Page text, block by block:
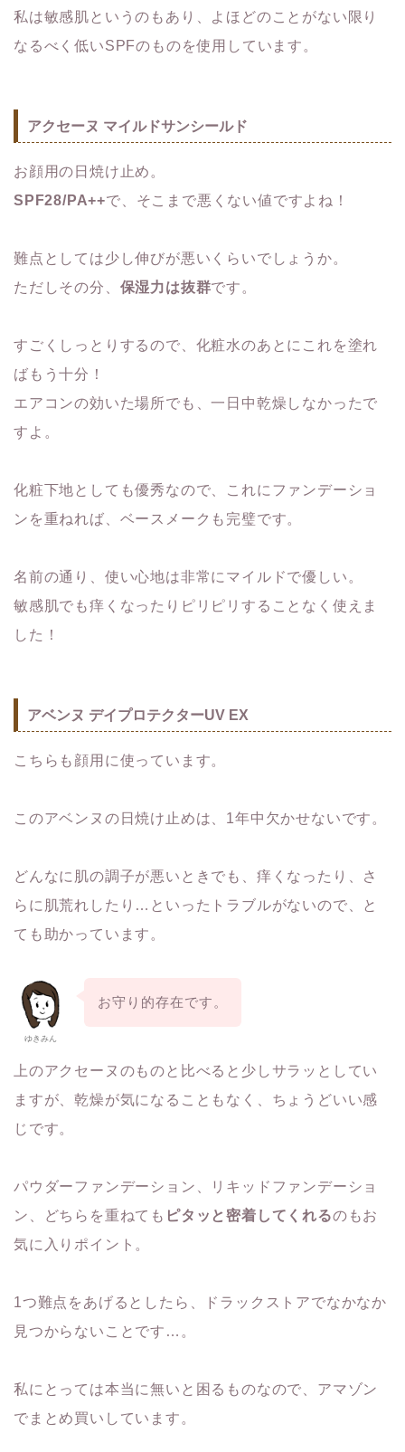
私は敏感肌というのもあり、よほどのことがない限り
なるべく低いSPFのものを使用しています。
アクセーヌ マイルドサンシールド
お顔用の日焼け止め。
SPF28/PA++で、そこまで悪くない値ですよね！
難点としては少し伸びが悪いくらいでしょうか。
ただしその分、 保湿力は抜群です。
すごくしっとりするので、化粧水のあとにこれを塗れ
ばもう十分！
エアコンの効いた場所でも、一日中乾燥しなかったで
すよ。
化粧下地としても優秀なので、これにファンデーショ
ンを重ねれば、ベースメークも完璧です。
名前の通り、使い心地は非常にマイルドで優しい。
敏感肌でも痒くなったりピリピリすることなく使えま
した！
アベンヌ デイプロテクターUV EX
こちらも顔用に使っています。
このアベンヌの日焼け止めは、1年中欠かせないです。
どんなに肌の調子が悪いときでも、痒くなったり、さ
らに肌荒れしたり…といったトラブルがないので、と
ても助かっています。
ゆきみん
お守り的存在です。
上のアクセーヌのものと比べると少しサラッとしてい
ますが、乾燥が気になることもなく、ちょうどいい感
じです。
パウダーファンデーション、リキッドファンデーショ
ン、どちらを重ねても ピタッと密着してくれるのもお
気に入りポイント。
1つ難点をあげるとしたら、ドラックストアでなかなか
見つからないことです…。
私にとっては本当に無いと困るものなので、アマゾン
でまとめ買いしています。